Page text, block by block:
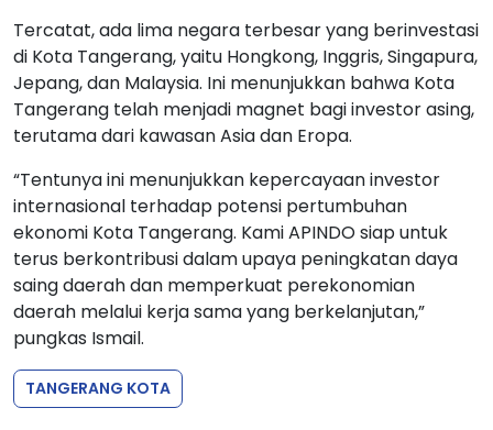
Tercatat, ada lima negara terbesar yang berinvestasi
di Kota Tangerang, yaitu Hongkong, Inggris, Singapura,
Jepang, dan Malaysia. Ini menunjukkan bahwa Kota
Tangerang telah menjadi magnet bagi investor asing,
terutama dari kawasan Asia dan Eropa.
“Tentunya ini menunjukkan kepercayaan investor
internasional terhadap potensi pertumbuhan
ekonomi Kota Tangerang. Kami APINDO siap untuk
terus berkontribusi dalam upaya peningkatan daya
saing daerah dan memperkuat perekonomian
daerah melalui kerja sama yang berkelanjutan,”
pungkas Ismail.
TANGERANG KOTA